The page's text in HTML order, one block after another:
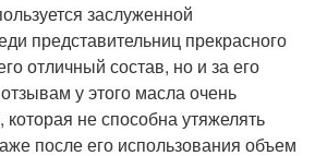
заслуженной
представительниц прекрасного
отличный состав, но и за его
у этого масла очень
которая не способна утяжелять
после его использования объем